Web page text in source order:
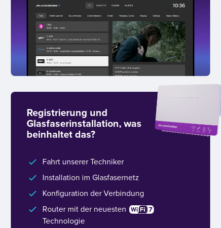
Registrierung und
Glasfaserinstallation, was
beinhaltet das?
Fahrt unserer Techniker
Installation im Glasfasernetz
Konfiguration der Verbindung
Router mit der neuesten
Technologie